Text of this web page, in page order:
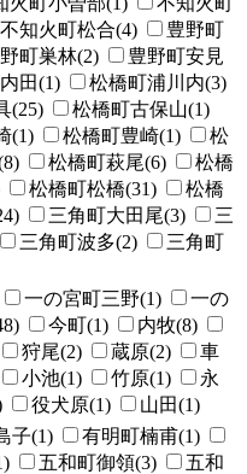
不知火町松合(4)
豊野町
町巣林(2)
豊野町安見
田(1)
松橋町浦川内(3)
(25)
松橋町古保山(1)
(1) 松橋町豊崎(1)
松
松橋町萩尾(6)
松橋
松橋町松橋(31)
松橋
三角町大田尾(3)
三
三角町波多(2)
三角町
一の宮町三野(1)
一の
今町(1)
内牧(8)
狩尾(2) 蔵原(2)
車
小池(1) 竹原(1)
永
役犬原(1) 山田(1)
子(1)
有明町楠甫(1)
五和町御領(3)
五和